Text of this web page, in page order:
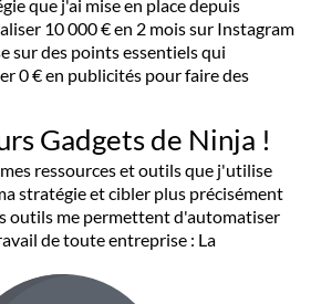
que j'ai mise en place depuis
10 000 € en 2 mois sur Instagram
sur des points essentiels qui
0 € en publicités pour faire des
Gadgets de Ninja !
ressources et outils que j'utilise
stratégie et cibler plus précisément
outils me permettent d'automatiser
de toute entreprise : La